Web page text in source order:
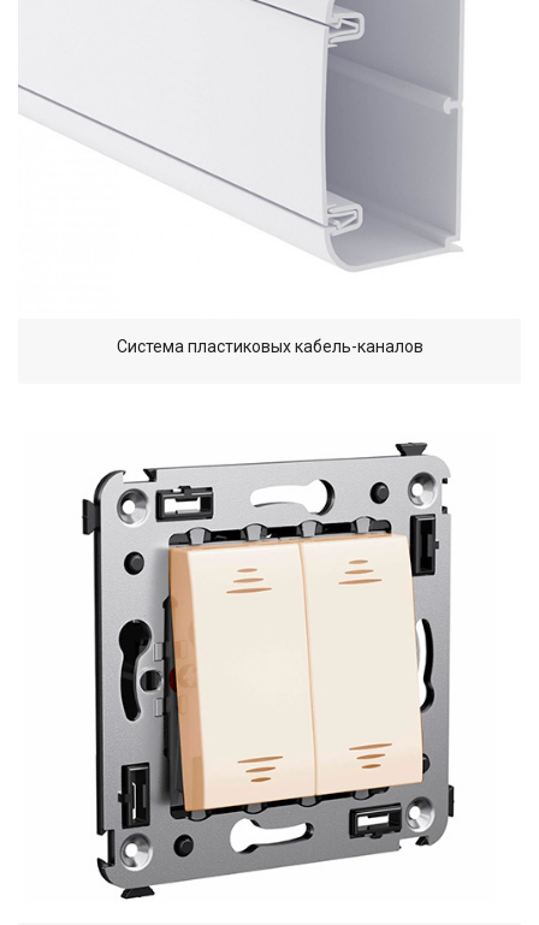
Система пластиковых кабель-каналов